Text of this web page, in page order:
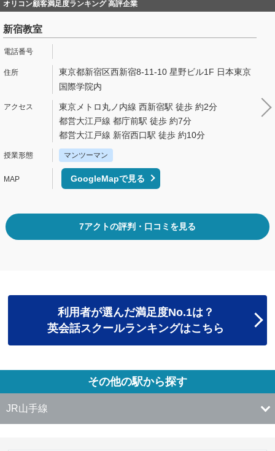
オリコン顧客満足度ランキング 高評企業
新宿教室
東京都新宿区西新宿8-11-10 星野ビル1F 日本東京
国際学院内
東京メトロ丸ノ内線 西新宿駅 徒歩 約2分
都営大江戸線 都庁前駅 徒歩 約7分
都営大江戸線 新宿西口駅 徒歩 約10分
マンツーマン
GoogleMapで見る
7アクトの評判・口コミを見る
利用者が選んだ満足度No.1は？
英会話スクールランキングはこちら
その他の駅から探す
JR山手線